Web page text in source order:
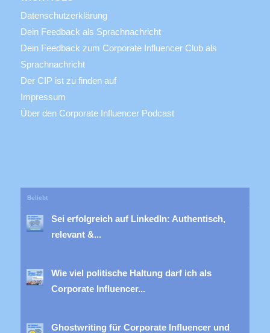
Datenschutzerklärung
Dein Feedback als Sprachnachricht
Dein Feedback zum Corporate Influencer Club als
Sprachnachricht
Der CIP ist zu finden auf
Impressum
Über den Corporate Influencer Podcast
Beliebt
Sei erfolgreich auf LinkedIn: Authentisch,
relevant &...
Wie viel politische Haltung darf ich als
Corporate Influencer...
Ghostwriting für Corporate Influencer und